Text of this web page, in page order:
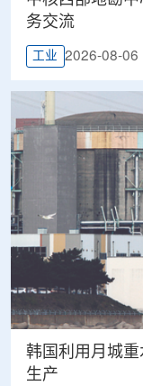
务交流
工业 2026-08-06
韩国利用月城
生产